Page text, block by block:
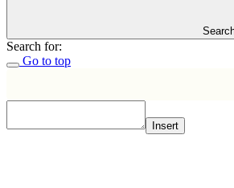
Search for:
Go to top
Insert